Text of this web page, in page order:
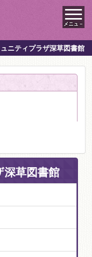
メニュ－
ニティプラザ深草図書館
草図書館